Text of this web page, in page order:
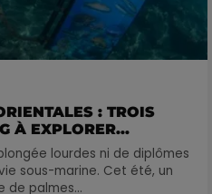
: TROIS
À EXPLORER...
lourdes ni de diplômes
sous-marine. Cet été, un
de palmes...